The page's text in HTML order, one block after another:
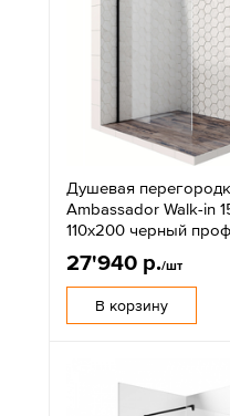
Душевая
Ambassador Walk-in
110x200 черный
27'940 р./шт
В корзину